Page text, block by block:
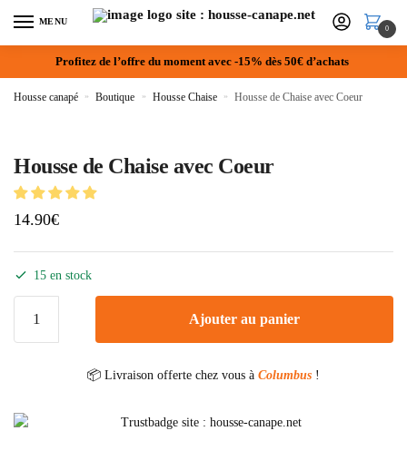
MENU
0
Profitez de l’offre du moment avec -15% dès 50€ d’achats
Housse canapé » Boutique » Housse Chaise » Housse de Chaise avec Coeur
Housse de Chaise avec Coeur
14.90€
15 en stock
Ajouter au panier
📦 Livraison offerte chez vous à Columbus !